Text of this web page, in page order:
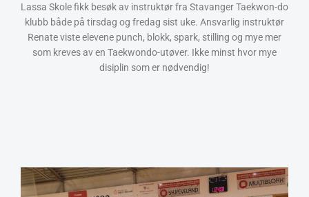
Lassa Skole fikk besøk av instruktør fra Stavanger Taekwon-do
klubb både på tirsdag og fredag sist uke. Ansvarlig instruktør
Renate viste elevene punch, blokk, spark, stilling og mye mer
som kreves av en Taekwondo-utøver. Ikke minst hvor mye
disiplin som er nødvendig!